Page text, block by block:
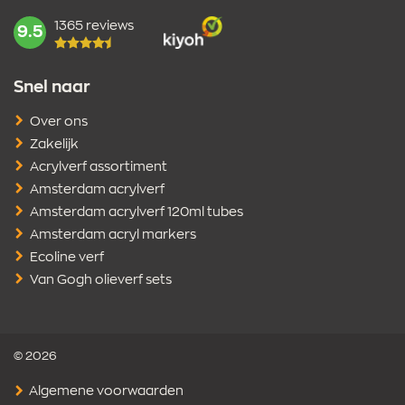
mark:
9.5 1365 reviews
Snel naar
Over ons
Zakelijk
Acrylverf assortiment
Amsterdam acrylverf
Amsterdam acrylverf 120ml tubes
Amsterdam acryl markers
Ecoline verf
Van Gogh olieverf sets
© 2026
Algemene voorwaarden